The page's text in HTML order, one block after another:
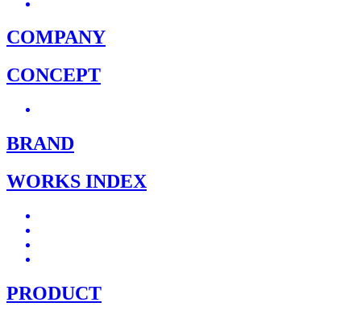
COMPANY
CONCEPT
BRAND
WORKS INDEX
PRODUCT